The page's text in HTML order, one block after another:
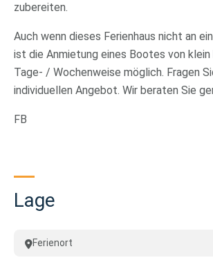
zubereiten.
Auch wenn dieses Ferienhaus nicht an
ist die Anmietung eines Bootes von
Tage- / Wochenweise möglich. Fragen
individuellen Angebot. Wir beraten Sie
FB
Lage
Ferienort